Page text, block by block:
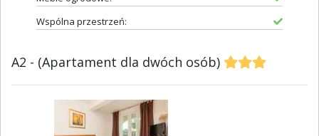
Wspólna przestrzeń:
A2 - (Apartament dla dwóch osób)